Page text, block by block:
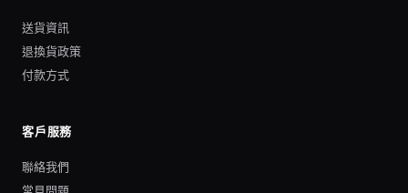
送貨資訊
退換貨政策
付款方式
客戶服務
聯絡我們